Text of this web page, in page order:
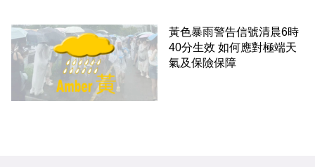
黃色暴雨警告信號清晨6時
40分生效 如何應對極端天
氣及保險保障